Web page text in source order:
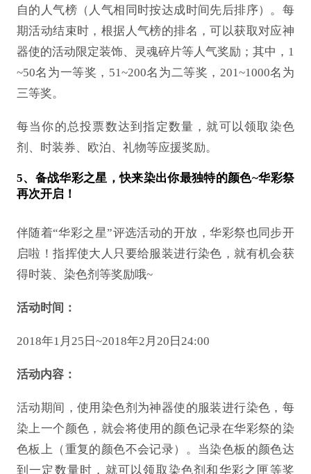
自的人气榜（人气相同时按达成时间先后排序）。每
期活动结束时，根据人气榜的排名，可以获取对应神
器使的活动限定装饰、灵魂碎片等人气奖励；其中， 1
~50名为一等奖，51~200名为二等奖，201~1000名为
三等奖。
每当你的总投票数达到指定数量，就可以领取染色
剂、时装券、欧泊、礼物等应援奖励。
5、备战华彩之星，快来染出你最独特的颜色~华彩祭
再次开启！
伴随着“华彩之星”评选活动的开放，华彩祭也同步开
启啦！指挥使大人只要给服装进行染色，就有机会获
得时装、染色剂等奖励哦~
活动时间：
2018年1月25日~2018年2月20日24:00
活动内容：
活动期间，使用染色剂为神器使的服装进行染色，每
染上一个颜色，就会将使用的颜色记录在华彩祭的染
色板上（重复的颜色不会记录）。当染色板的颜色达
到一定数量时，就可以领取染色剂和华彩之匣等奖